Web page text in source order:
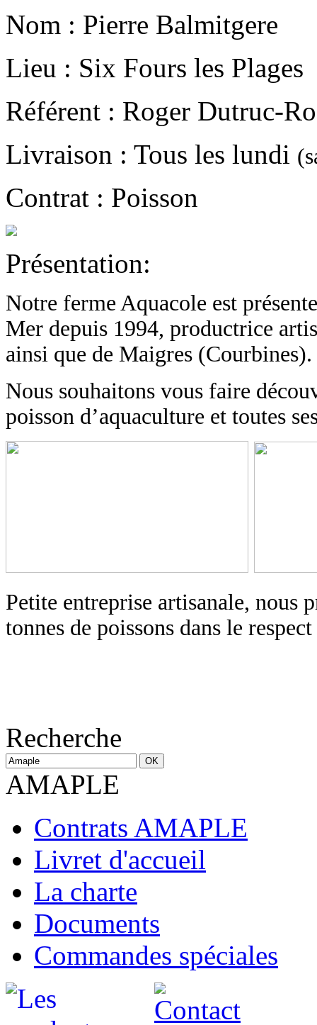
Nom : Pierre Balmitgere
Lieu : Six Fours les Plages
Référent : Roger Dutruc-
Livraison : Tous les lundi
Contrat : Poisson
Présentation:
Notre ferme Aquacole est
Mer depuis 1994, productrice
ainsi que de Maigres (Courbines).
Nous souhaitons vous faire
poisson d’aquaculture et toutes
Petite entreprise artisanale, nous
tonnes de poissons dans le
Recherche
AMAPLE
Contrats AMAPLE
Livret d'accueil
La charte
Documents
Commandes spéciales